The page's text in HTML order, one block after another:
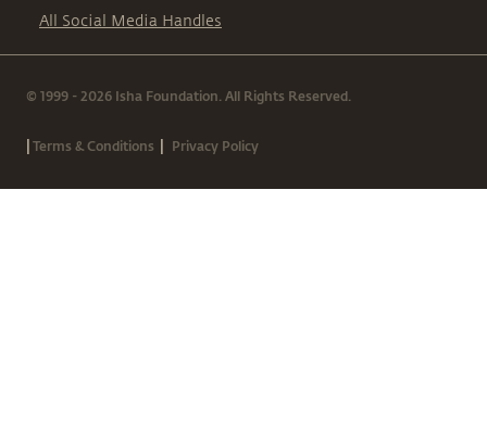
All Social Media Handles
© 1999 - 2026 Isha Foundation. All Rights Reserved.
|Terms & Conditions | Privacy Policy